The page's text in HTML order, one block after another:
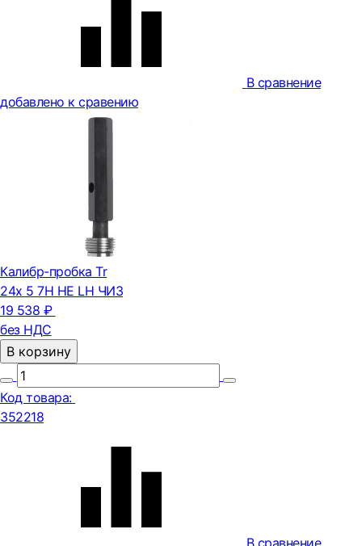
В сравнение
добавлено к сравению
Калибр-пробка Tr
24х 5 7H НЕ LH ЧИЗ
19 538 ₽
без НДС
В корзину
Код товара:
352218